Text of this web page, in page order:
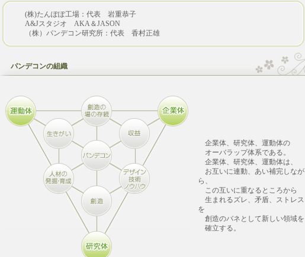
(株)たんぽぽ工場：代表 岩重恭子
A&Jスタジオ AKA＆JASON
（株）パンデコン研究所：代表 香村正雄
パンデコンの組織
企業体、研究体、運動体の
オーバラップ体系である。
企業体、研究体、運動体は、
お互いに連動、あい補完しなが
ら、
この互いに重なるところから
生まれるズレ、矛盾、ストレス
を
創造のバネとして新しい領域を
確立する。